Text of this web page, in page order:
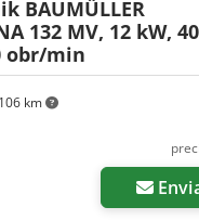
km
BAUMÜLLER
132 MV, 12 kW,
obr/min